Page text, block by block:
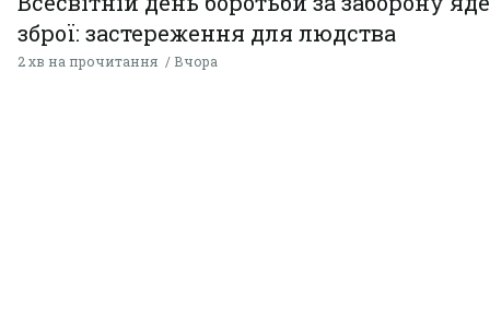
зброї: застереження для людства
2 хв на прочитання Вчора